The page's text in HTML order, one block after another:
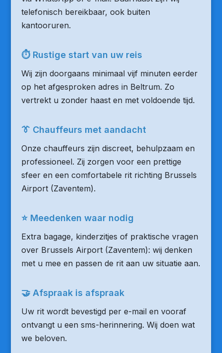
telefonisch bereikbaar, ook buiten
kantooruren.
⏱ Rustige start van uw reis
Wij zijn doorgaans minimaal vijf minuten eerder
op het afgesproken adres in Beltrum. Zo
vertrekt u zonder haast en met voldoende tijd.
👔 Chauffeurs met aandacht
Onze chauffeurs zijn discreet, behulpzaam en
professioneel. Zij zorgen voor een prettige
sfeer en een comfortabele rit richting Brussels
Airport (Zaventem).
⭐ Meedenken waar nodig
Extra bagage, kinderzitjes of praktische vragen
over Brussels Airport (Zaventem): wij denken
met u mee en passen de rit aan uw situatie aan.
🤝 Afspraak is afspraak
Uw rit wordt bevestigd per e-mail en vooraf
ontvangt u een sms-herinnering. Wij doen wat
we beloven.